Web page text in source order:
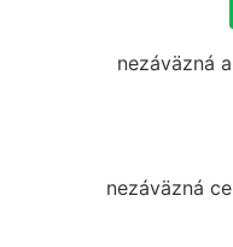
nezáväzná
nezáväzná